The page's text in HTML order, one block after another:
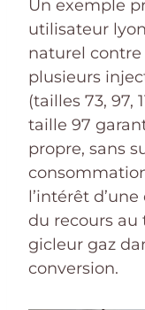
Un exemple
utilisateur
naturel contre
plusieurs
(tailles 73, 97,
taille 97
propre, sans
l’intérêt
du recours au
gicleur gaz
conversion.